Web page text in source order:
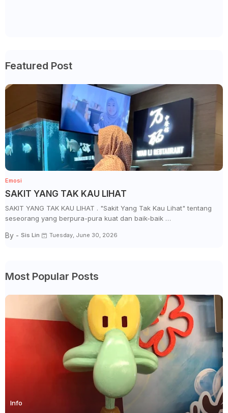
Featured Post
Emosi
SAKIT YANG TAK KAU LIHAT
SAKIT YANG TAK KAU LIHAT . "Sakit Yang Tak Kau Lihat" tentang
seseorang yang berpura-pura kuat dan baik-baik …
By - Sis Lin Tuesday, June 30, 2026
Most Popular Posts
Info